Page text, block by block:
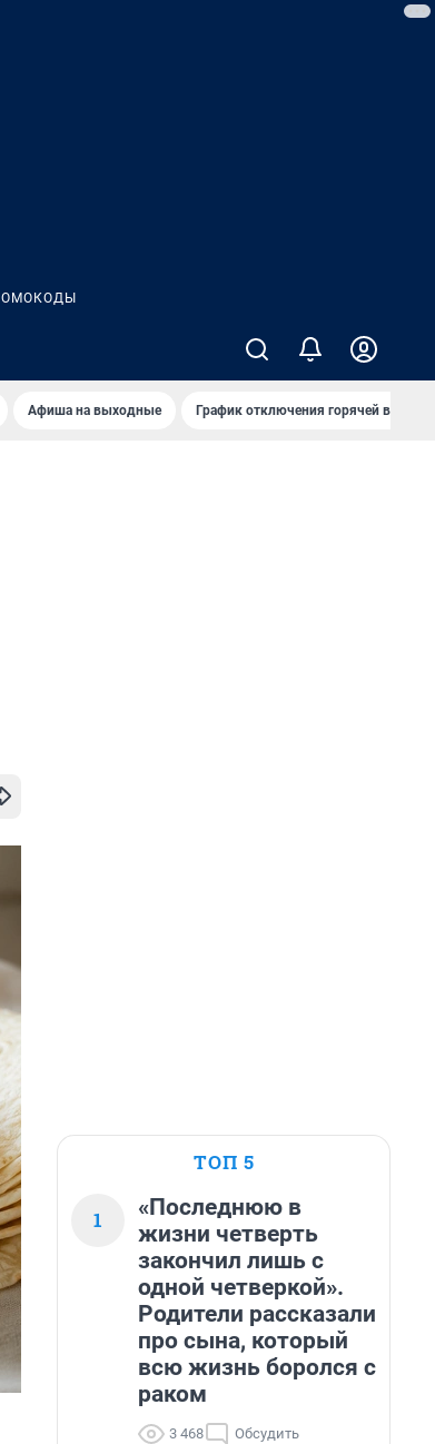
Афиша на выходные График отключения горячей воды в
ТОП 5
1
«Последнюю в
жизни четверть
закончил лишь с
одной четверкой».
Родители рассказали
про сына, который
всю жизнь боролся с
раком
3 468 Обсудить